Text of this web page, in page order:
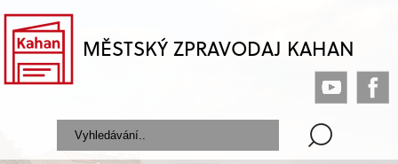
MĚSTSKÝ ZPRAVODAJ KAHAN